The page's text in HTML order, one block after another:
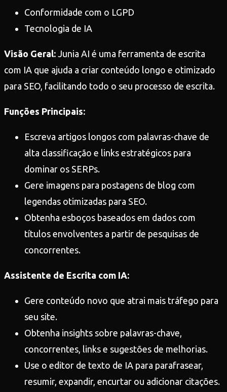
Conformidade com o LGPD
Tecnologia de IA
Visão Geral: Junia AI é uma ferramenta de escrita
com IA que ajuda a criar conteúdo longo e otimizado
para SEO, facilitando todo o seu processo de escrita.
Funções Principais:
Escreva artigos longos com palavras-chave de
alta classificação e links estratégicos para
dominar os SERPs.
Gere imagens para postagens de blog com
legendas otimizadas para SEO.
Obtenha esboços baseados em dados com
títulos envolventes a partir de pesquisas de
concorrentes.
Assistente de Escrita com IA:
Gere conteúdo novo que atrai mais tráfego para
seu site.
Obtenha insights sobre palavras-chave,
concorrentes, links e sugestões de melhorias.
Use o editor de texto de IA para parafrasear,
resumir, expandir, encurtar ou adicionar citações.